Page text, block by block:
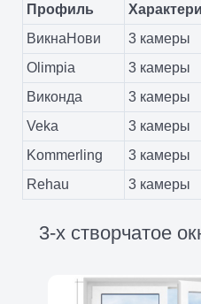
Профиль
ВикнаНови
3 камеры
Olimpia
3 камеры
Виконда
3 камеры
Veka
3 камеры
Kommerling
3 камеры
Rehau
3 камеры
3-х створчатое